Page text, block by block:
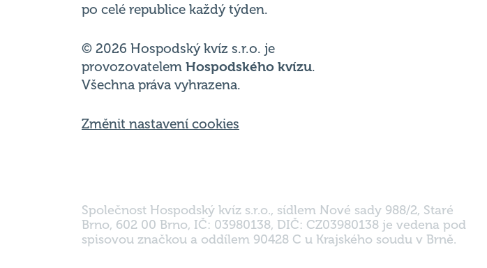
po celé republice každý týden.
© 2026 Hospodský kvíz s.r.o. je
provozovatelem Hospodského kvízu.
Všechna práva vyhrazena.
Změnit nastavení cookies
Společnost Hospodský kvíz s.r.o., sídlem Nové sady 988/2, Staré
Brno, 602 00 Brno, IČ: 03980138, DIČ: CZ03980138 je vedena pod
spisovou značkou a oddílem 90428 C u Krajského soudu v Brně.